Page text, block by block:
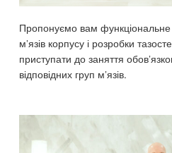
Пропонуємо вам
м’язів корпусу і розробки
приступати до заняття
відповідних груп м’язів.